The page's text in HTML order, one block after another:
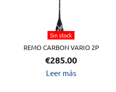
Sin stock
REMO CARBON VARIO 2P
€285.00
Leer más